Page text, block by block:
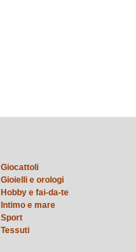
Giocattoli
Gioielli e orologi
Hobby e fai-da-te
Intimo e mare
Sport
Tessuti